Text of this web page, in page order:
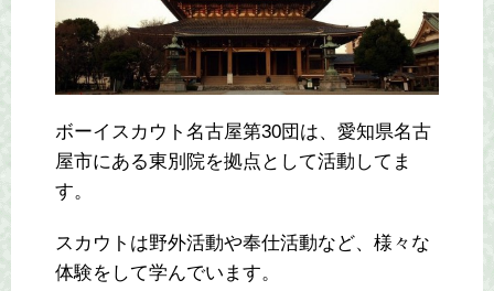
ボーイスカウト名古屋第30団は、愛知県名古
屋市にある東別院を拠点として活動してま
す。
スカウトは野外活動や奉仕活動など、様々な
体験をして学んでいます。